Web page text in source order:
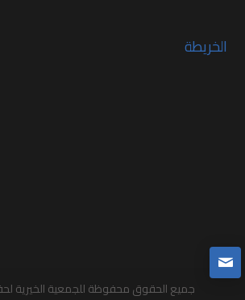
الخريطة
جميع الحقوق محفوظة للجمعية الخيرية